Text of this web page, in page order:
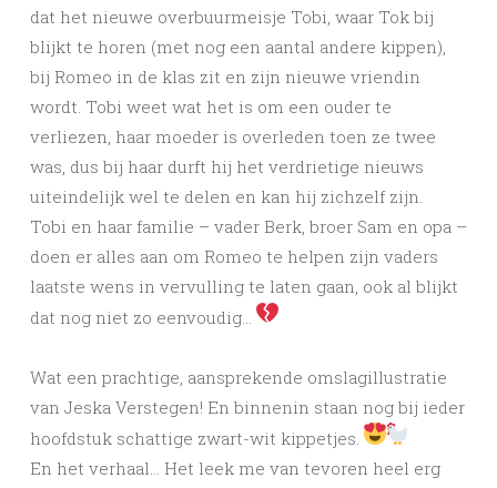
dat het nieuwe overbuurmeisje Tobi, waar Tok bij
blijkt te horen (met nog een aantal andere kippen),
bij Romeo in de klas zit en zijn nieuwe vriendin
wordt. Tobi weet wat het is om een ouder te
verliezen, haar moeder is overleden toen ze twee
was, dus bij haar durft hij het verdrietige nieuws
uiteindelijk wel te delen en kan hij zichzelf zijn.
Tobi en haar familie – vader Berk, broer Sam en opa –
doen er alles aan om Romeo te helpen zijn vaders
laatste wens in vervulling te laten gaan, ook al blijkt
dat nog niet zo eenvoudig…
Wat een prachtige, aansprekende omslagillustratie
van Jeska Verstegen! En binnenin staan nog bij ieder
hoofdstuk schattige zwart-wit kippetjes.
En het verhaal… Het leek me van tevoren heel erg